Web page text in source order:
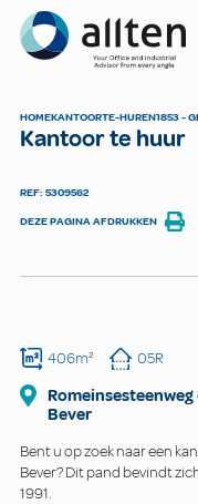
Allten
HOMEKANTOORTE-HUREN1853 -
Kantoor te huur
REF: 5309562
DEZE PAGINA AFDRUKKEN
406m² 05R
Romeinsesteenweg
Bever
Bent u op zoek naar een
Bever? Dit pand bevindt
1991.